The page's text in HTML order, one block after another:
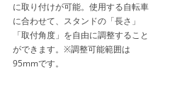
に取り付けが可能。使用する自転車
に合わせて、スタンドの「長さ」
「取付角度」を自由に調整すること
ができます。※調整可能範囲は
95mmです。